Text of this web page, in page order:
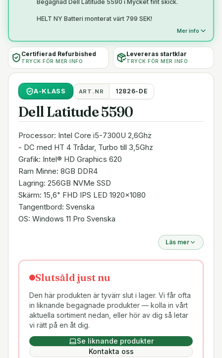
Begagnad Dell Latitude 5590 i Mycket fint skick.
HELT NY Batteri monterat värt 799 SEK!
Mer info
Certifierad Refurbished
TRYCK FÖR MER INFO
Levereras startklar
TRYCK FÖR MER INFO
A-KLASS ART.NR 12826-DE
Dell Latitude 5590
Processor: Intel Core i5-7300U 2,6Ghz
- DC med HT 4 Trådar, Turbo till 3,5Ghz
Grafik: Intel® HD Graphics 620
Ram Minne: 8GB DDR4
Lagring: 256GB NVMe SSD
Skärm: 15,6" FHD IPS LED 1920x1080
Tangentbord: Svenska
OS: Windows 11 Pro Svenska
Läs mer
Slutsåld just nu
Den här produkten är tyvärr slut i lager. Vi får ofta
in liknande begagnade produkter — kolla in vårt
aktuella sortiment nedan, eller hör av dig så letar
vi rätt på en åt dig.
Se liknande produkter
Kontakta oss